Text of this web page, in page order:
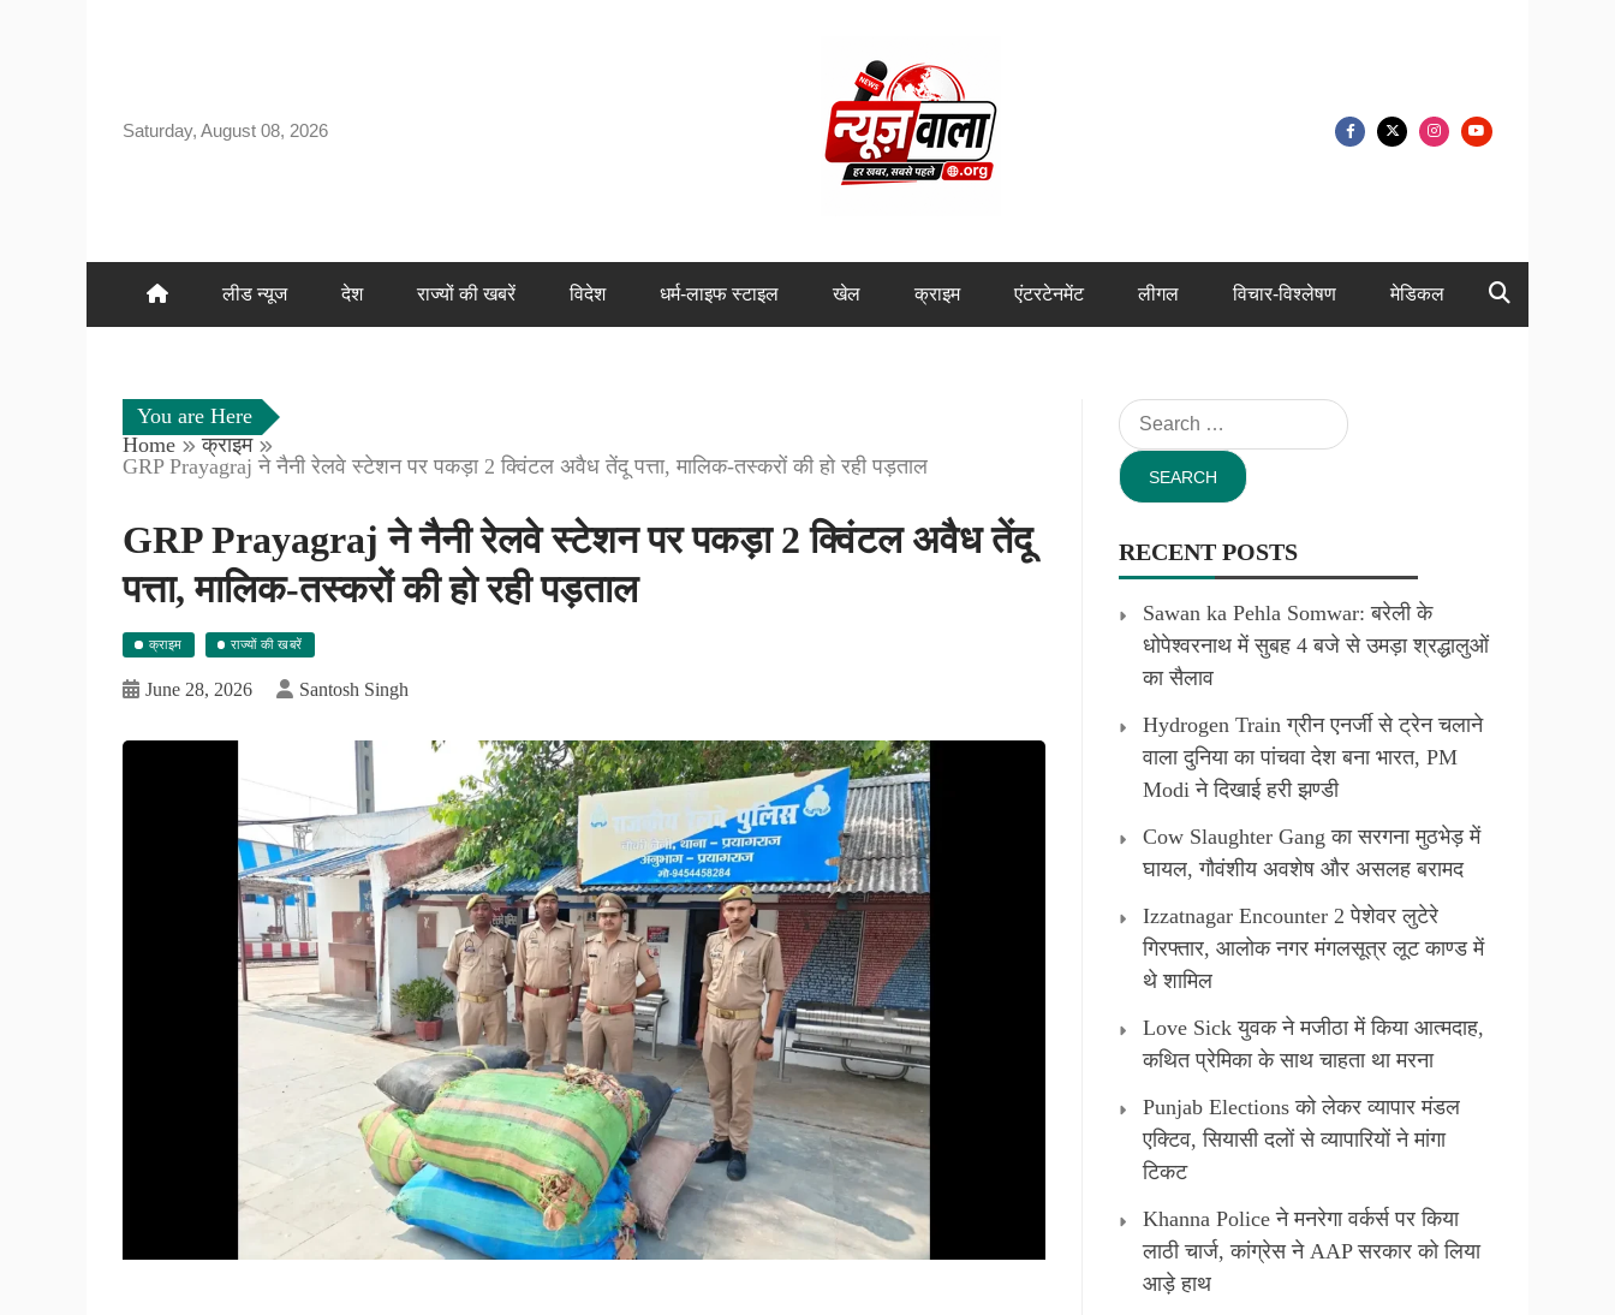
Saturday, August 08, 2026
लीड न्यूज देश राज्यों की खबरें विदेश धर्म-लाइफ स्टाइल खेल क्राइम एंटरटेनमेंट लीगल विचार-विश्लेषण मेडिकल
You are Here
Home
क्राइम
GRP Prayagraj ने नैनी रेलवे स्टेशन पर पकड़ा 2 क्विंटल अवैध तेंदू पत्ता, मालिक-तस्करों की हो रही पड़ताल
GRP Prayagraj ने नैनी रेलवे स्टेशन पर पकड़ा 2 क्विंटल अवैध तेंदू
पत्ता, मालिक-तस्करों की हो रही पड़ताल
क्राइम राज्यों की खबरें
June 28, 2026 Santosh Singh
Search
for:
RECENT POSTS
Sawan ka Pehla Somwar: बरेली के
धोपेश्वरनाथ में सुबह 4 बजे से उमड़ा श्रद्धालुओं
का सैलाव
Hydrogen Train ग्रीन एनर्जी से ट्रेन चलाने
वाला दुनिया का पांचवा देश बना भारत, PM
Modi ने दिखाई हरी झण्डी
Cow Slaughter Gang का सरगना मुठभेड़ में
घायल, गौवंशीय अवशेष और असलह बरामद
Izzatnagar Encounter 2 पेशेवर लुटेरे
गिरफ्तार, आलोक नगर मंगलसूत्र लूट काण्‍ड में
थे शामिल
Love Sick युवक ने मजीठा में किया आत्मदाह,
कथित प्रेमिका के साथ चाहता था मरना
Punjab Elections को लेकर व्यापार मंडल
एक्टिव, सियासी दलों से व्यापारियों ने मांगा
टिकट
Khanna Police ने मनरेगा वर्कर्स पर किया
लाठी चार्ज, कांग्रेस ने AAP सरकार को लिया
आड़े हाथ